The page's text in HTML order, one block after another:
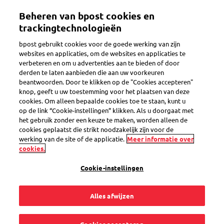
inhoud
Mijn account
Zoeken
Terug
Uitgiften juni 2024
producten
Sorteren op
Beheren van bpost cookies en
trackingtechnologieën
bpost gebruikt cookies voor de goede werking van zijn
websites en applicaties, om de websites en applicaties te
verbeteren en om u advertenties aan te bieden of door
derden te laten aanbieden die aan uw voorkeuren
beantwoorden. Door te klikken op de "Cookies accepteren"
knop, geeft u uw toestemming voor het plaatsen van deze
cookies. Om alleen bepaalde cookies toe te staan, kunt u
op de link “Cookie-instellingen” klikken. Als u doorgaat met
het gebruik zonder een keuze te maken, worden alleen de
cookies geplaatst die strikt noodzakelijk zijn voor de
werking van de site of de applicatie. Meer informatie over
cookies.
Cookie-instellingen
Alles afwijzen